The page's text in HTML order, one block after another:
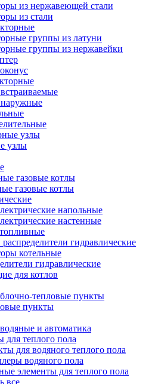
из нержавеющей стали
из стали
группы из латуни
группы из нержавейки
узлы
узлы
газовые котлы
газовые котлы
напольные
настенные
гидравлические
котельные
гидравлические
для котлов
тепловые пункты
пункты
и автоматика
для теплого пола
для водяного теплого пола
водяного пола
элементы для теплого пола
все